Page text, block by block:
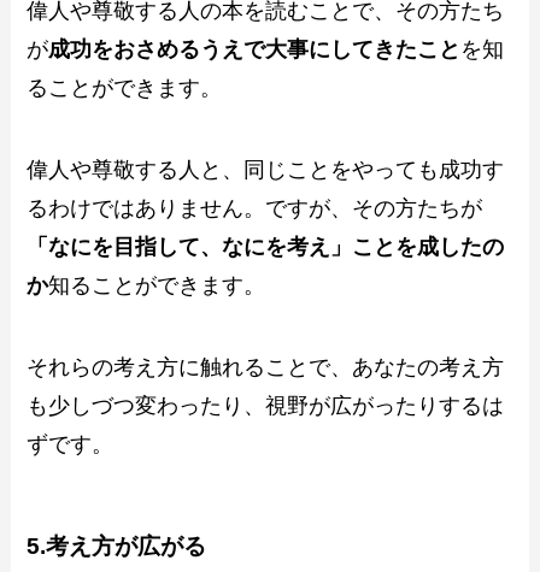
偉人や尊敬する人の本を読むことで、その方たち
が成功をおさめるうえで大事にしてきたこと を知
ることができます。
偉人や尊敬する人と、同じことをやっても成功す
るわけではありません。ですが、その方たちが
「なにを目指して、なにを考え」ことを成したの
か知ることができます。
それらの考え方に触れることで、あなたの考え方
も少しづつ変わったり、視野が広がったりするは
ずです。
5.考え方が広がる